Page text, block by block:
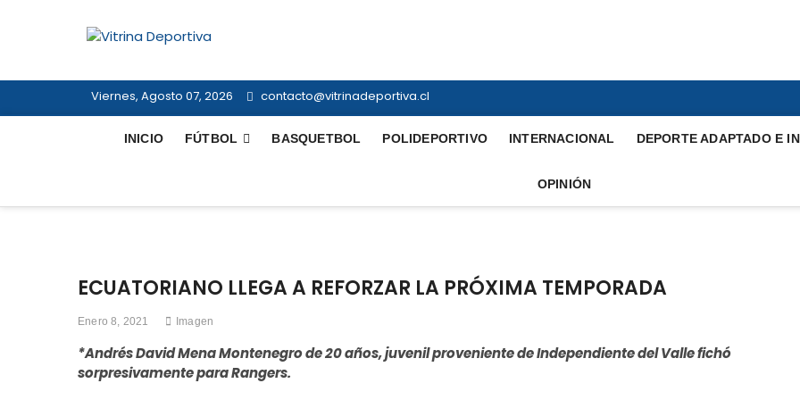
Viernes, Agosto 07, 2026 contacto@vitrinadeportiva.cl
INICIO FÚTBOL BASQUETBOL POLIDEPORTIVO INTERNACIONAL DEPORTE ADAPTADO E
OPINIÓN
ECUATORIANO LLEGA A REFORZAR LA PRÓXIMA TEMPORADA
Enero 8, 2021 Imagen
*Andrés David Mena Montenegro de 20 años, juvenil proveniente de Independiente del Valle fichó
sorpresivamente para Rangers.